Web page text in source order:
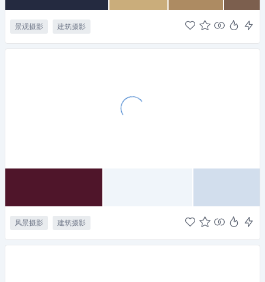
景观摄影 建筑摄影
风景摄影 建筑摄影